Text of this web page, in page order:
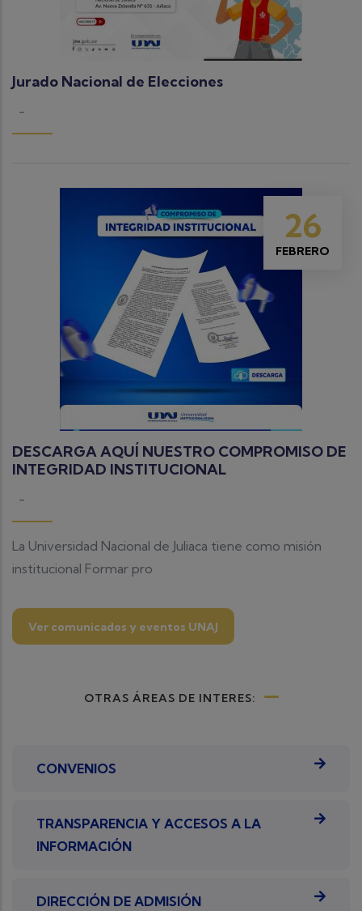
Jurado Nacional de Elecciones
-
26
FEBRERO
DESCARGA AQUÍ NUESTRO COMPROMISO DE
INTEGRIDAD INSTITUCIONAL
-
La Universidad Nacional de Juliaca tiene como misión
institucional Formar pro
Ver comunicados y eventos UNAJ
OTRAS ÁREAS DE INTERES:
CONVENIOS
TRANSPARENCIA Y ACCESOS A LA
INFORMACIÓN
DIRECCIÓN DE ADMISIÓN